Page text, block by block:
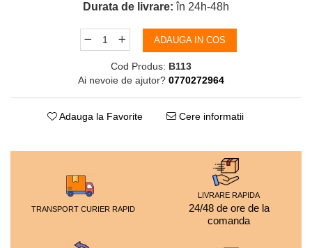
Durata de livrare: în 24h-48h
ADAUGA IN COS
Cod Produs: B113
Ai nevoie de ajutor? 0770272964
Adauga la Favorite Cere informatii
TRANSPORT CURIER RAPID
LIVRARE RAPIDA
24/48 de ore de la
comanda